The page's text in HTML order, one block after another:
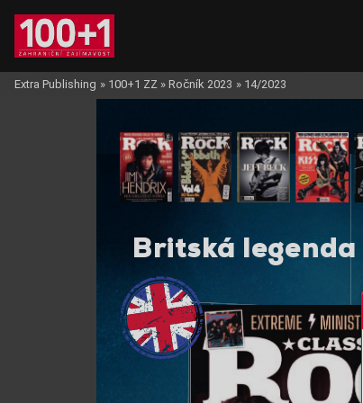
Britská legenda
Extra Publishing » 100+1 ZZ » Ročník 2023 » 14/2023